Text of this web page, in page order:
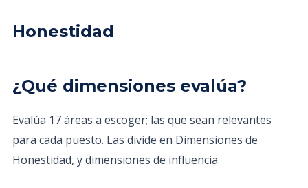
Honestidad
¿Qué dimensiones evalúa?
Evalúa 17 áreas a escoger; las que sean relevantes
para cada puesto. Las divide en Dimensiones de
Honestidad, y dimensiones de influencia